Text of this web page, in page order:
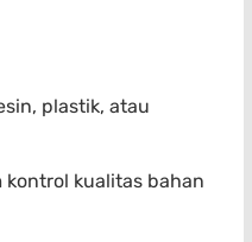
plastik, atau
kontrol kualitas bahan